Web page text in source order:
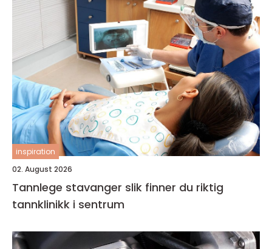
inspiration
02. August 2026
Tannlege stavanger slik finner du riktig
tannklinikk i sentrum